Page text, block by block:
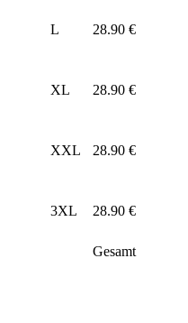
L 28.90 €
XL 28.90 €
XXL 28.90 €
3XL 28.90 €
Gesamt